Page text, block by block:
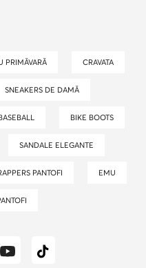
PRIMĂVARĂ CRAVATA
SNEAKERS DE DAMĂ
BIKE BOOTS
SANDALE ELEGANTE
PANTOFI EMU